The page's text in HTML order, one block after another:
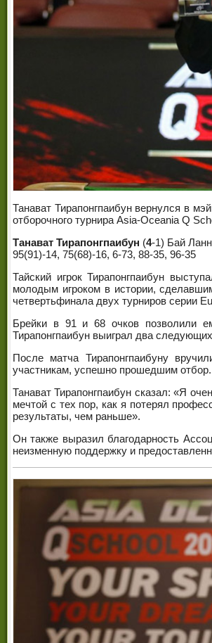
Танават Тирапонгпаибун вернулся в
отборочного турнира Asia-Oceania Q
Танават Тирапонгпаибун (4-1) Бай
95(91)-14, 75(68)-16, 6-73, 88-35, 96-35
Тайский игрок Тирапонгпаибун
молодым игроком в истории,
четвертьфинала двух турниров серии
Брейки в 91 и 68 очков позволили
Тирапонгпаибун выиграл два
После матча Тирапонгпаибуну
участникам, успешно прошедшим отбор.
Танават Тирапонгпаибун сказал: «Я
мечтой с тех пор, как я потерял
результаты, чем раньше».
Он также выразил благодарность
неизменную поддержку и